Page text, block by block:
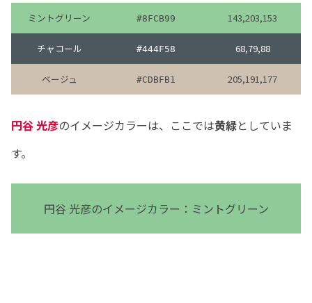
ミントグリーン #8FCB99 143,203,153
チャコール #444F58 68,79,88
ベージュ #CDBFB1 205,191,177
円谷 光彦のイメージカラーは、ここでは黄緑としていま
す。
円谷 光彦のイメージカラー：ミントグリーン